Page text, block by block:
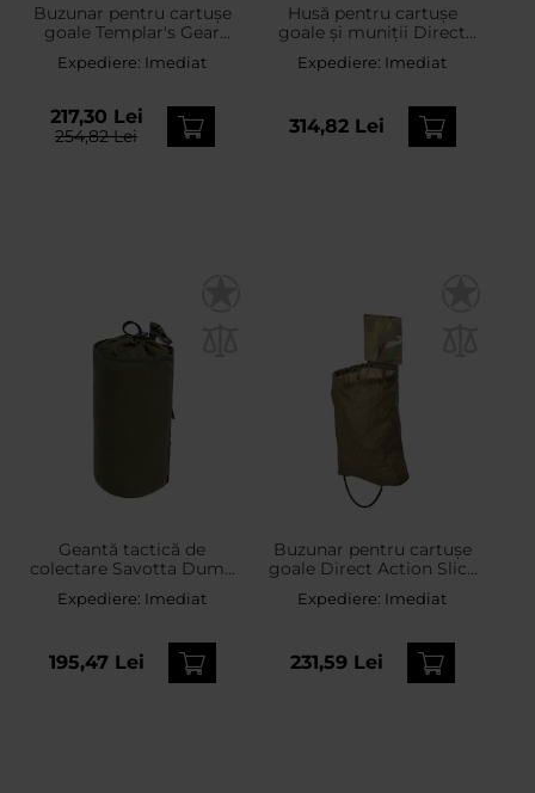
Buzunar pentru cartușe
goale Templar's Gear
Dump Bag Short -
Ranger Green
Expediere: Imediat
217,30 Lei
254,82 Lei
Husă pentru cartușe
goale și muniții Direct
Action Dump Pouch
Large - MultiCam
Expediere: Imediat
314,82 Lei
Geantă tactică de
colectare Savotta Dump
Pouch - Green
Expediere: Imediat
195,47 Lei
Buzunar pentru cartușe
goale Direct Action Slick
Dump Pouch - MultiCam
Expediere: Imediat
231,59 Lei